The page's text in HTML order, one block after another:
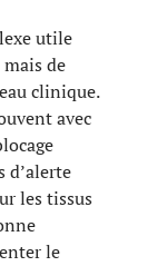
utile
de
clinique.
avec
d’alerte
les tissus
le